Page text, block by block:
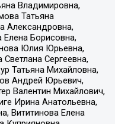
Владимировна,
Татьяна
Александровна,
Борисовна,
Юлия Юрьевна,
Сергеевна,
Татьяна Михайловна,
Андрей Юрьевич,
Валентин Михайлович,
Ирина Анатольевна,
Вититинова Елена